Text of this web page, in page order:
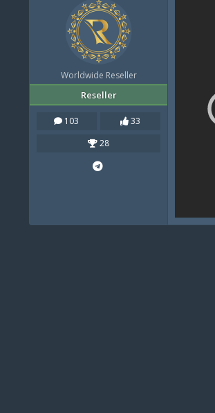
а
ч
а
л
Worldwide Reseller
Reseller
103
33
28